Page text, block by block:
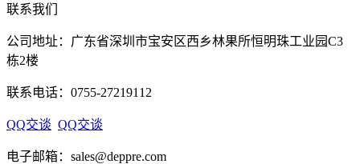
联系我们
公司地址：广东省深圳市宝安区西乡林果所恒明珠工业园C3
栋2楼
联系电话： 0755-27219112
QQ交谈 QQ交谈
电子邮箱：sales@deppre.com